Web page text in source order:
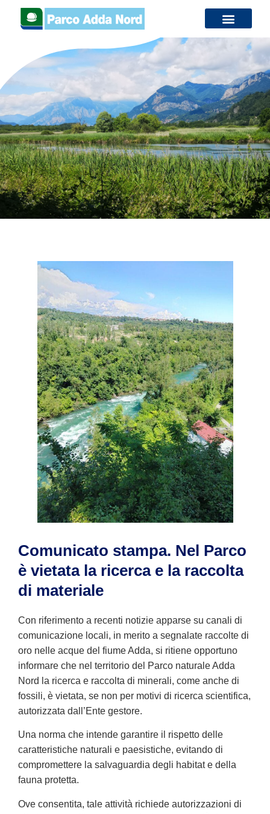
Comunicato stampa. Nel Parco
è vietata la ricerca e la raccolta
di materiale
Con riferimento a recenti notizie apparse su canali di
comunicazione locali, in merito a segnalate raccolte di
oro nelle acque del fiume Adda, si ritiene opportuno
informare che nel territorio del Parco naturale Adda
Nord la ricerca e raccolta di minerali, come anche di
fossili, è vietata, se non per motivi di ricerca scientifica,
autorizzata dall’Ente gestore.
Una norma che intende garantire il rispetto delle
caratteristiche naturali e paesistiche, evitando di
compromettere la salvaguardia degli habitat e della
fauna protetta.
Ove consentita, tale attività richiede autorizzazioni di